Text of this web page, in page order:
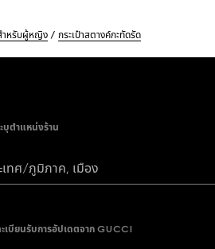
ำหรับผู้หญิง กระเป๋าสตางค์กะทัดรัด
บุตำแหน่งร้าน
เทศ/ภูมิภาค, เมือง
เบียนรับการอัปเดตจาก GUCCI